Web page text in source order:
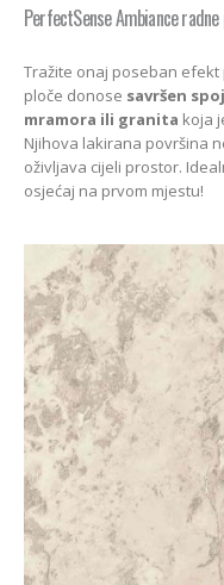
PerfectSense Ambiance
Tražite onaj poseban efekt
ploče donose savršen
mramora ili granita koja
Njihova lakirana površina
oživljava cijeli prostor.
osjećaj na prvom mjestu!